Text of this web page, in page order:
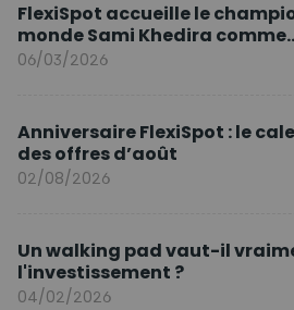
FlexiSpot accueille le
monde Sami Khedira comme
ambassadeur de la marque
06/03/2026
Anniversaire FlexiSpot : le
des offres d’août
02/08/2026
Un walking pad vaut-il
l'investissement ?
04/02/2026